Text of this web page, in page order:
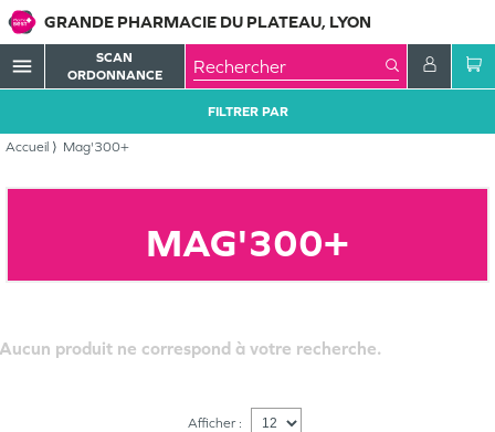
GRANDE PHARMACIE DU PLATEAU, LYON
menu
SCAN
ORDONNANCE
Accueil Mag'300+
FILTRER PAR
MAG'300+
Aucun produit ne correspond à votre recherche.
Afficher :